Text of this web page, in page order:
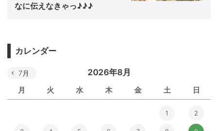
なに伝えなきゃっ♪♪♪
カレンダー
2026年8月
月 火 水 木 金 土 日
7月
1 2